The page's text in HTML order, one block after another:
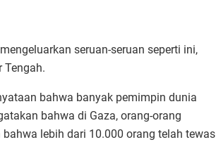
seruan-seruan seperti ini,
bahwa banyak pemimpin dunia
bahwa di Gaza, orang-orang
lebih dari 10.000 orang telah tewas